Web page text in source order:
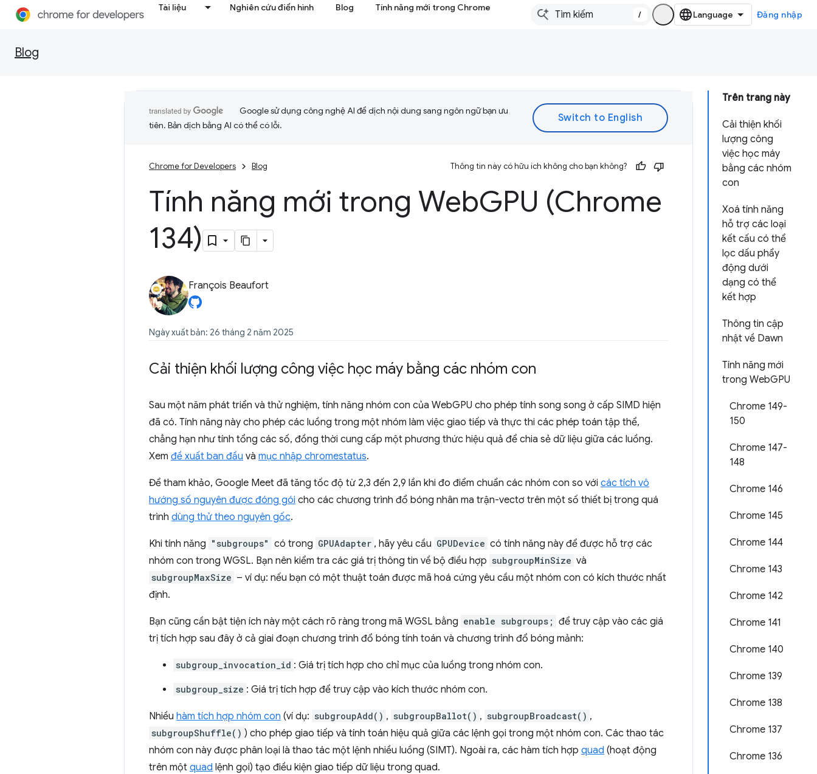
Tài liệu Nghiên cứu điển hình Blog Tính năng mới trong Chrome
/ Đăng nhập
Blog
Trên trang này
Cải thiện khối
lượng công
việc học máy
bằng các nhóm
con
Xoá tính năng
hỗ trợ các loại
kết cấu có thể
lọc dấu phẩy
động dưới
dạng có thể
kết hợp
Thông tin cập
nhật về Dawn
Tính năng mới
trong WebGPU
Chrome 149-
150
Chrome 147-
148
Chrome 146
Chrome 145
Chrome 144
Chrome 143
Chrome 142
Chrome 141
Chrome 140
Chrome 139
Chrome 138
Chrome 137
Chrome 136
Google sử dụng công nghệ AI để dịch nội dung sang ngôn ngữ bạn ưu
tiên. Bản dịch bằng AI có thể có lỗi.
Chrome for Developers Blog Thông tin này có hữu ích không cho bạn không?
Tính năng mới trong WebGPU (Chrome
134)
François Beaufort
Ngày xuất bản: 26 tháng 2 năm 2025
Cải thiện khối lượng công việc học máy bằng các nhóm con
Sau một năm phát triển và thử nghiệm, tính năng nhóm con của WebGPU cho phép tính song song ở cấp SIMD hiện
đã có. Tính năng này cho phép các luồng trong một nhóm làm việc giao tiếp và thực thi các phép toán tập thể,
chẳng hạn như tính tổng các số, đồng thời cung cấp một phương thức hiệu quả để chia sẻ dữ liệu giữa các luồng.
Xem đề xuất ban đầu và mục nhập chromestatus.
Để tham khảo, Google Meet đã tăng tốc độ từ 2,3 đến 2,9 lần khi đo điểm chuẩn các nhóm con so với các tích vô
hướng số nguyên được đóng gói cho các chương trình đổ bóng nhân ma trận-vectơ trên một số thiết bị trong quá
trình dùng thử theo nguyên gốc.
Khi tính năng "subgroups" có trong GPUAdapter , hãy yêu cầu GPUDevice có tính năng này để được hỗ trợ các
nhóm con trong WGSL. Bạn nên kiểm tra các giá trị thông tin về bộ điều hợp subgroupMinSize và
subgroupMaxSize – ví dụ: nếu bạn có một thuật toán được mã hoá cứng yêu cầu một nhóm con có kích thước nhất
định.
Bạn cũng cần bật tiện ích này một cách rõ ràng trong mã WGSL bằng enable subgroups; để truy cập vào các giá
trị tích hợp sau đây ở cả giai đoạn chương trình đổ bóng tính toán và chương trình đổ bóng mảnh:
subgroup_invocation_id : Giá trị tích hợp cho chỉ mục của luồng trong nhóm con.
subgroup_size : Giá trị tích hợp để truy cập vào kích thước nhóm con.
Nhiều hàm tích hợp nhóm con (ví dụ: subgroupAdd() , subgroupBallot() , subgroupBroadcast() ,
subgroupShuffle() ) cho phép giao tiếp và tính toán hiệu quả giữa các lệnh gọi trong một nhóm con. Các thao tác
nhóm con này được phân loại là thao tác một lệnh nhiều luồng (SIMT). Ngoài ra, các hàm tích hợp quad (hoạt động
trên một quad lệnh gọi) tạo điều kiện giao tiếp dữ liệu trong quad.